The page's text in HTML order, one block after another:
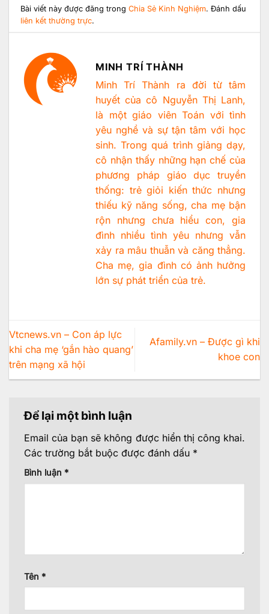
Bài viết này được đăng trongChia Sẻ Kinh Nghiệm. Đánh dấu
liên kết thường trực.
MINH TRÍ THÀNH
Minh Trí Thành ra đời từ tâm
huyết của cô Nguyễn Thị Lanh,
là một giáo viên Toán với tình
yêu nghề và sự tận tâm với học
sinh. Trong quá trình giảng dạy,
cô nhận thấy những hạn chế của
phương pháp giáo dục truyền
thống: trẻ giỏi kiến thức nhưng
thiếu kỹ năng sống, cha mẹ bận
rộn nhưng chưa hiểu con, gia
đình nhiều tình yêu nhưng vẫn
xảy ra mâu thuẫn và căng thẳng.
Cha mẹ, gia đình có ảnh hưởng
lớn sự phát triển của trẻ.
Vtcnews.vn – Con áp lực
khi cha mẹ ‘gắn hào quang’
trên mạng xã hội
Afamily.vn – Được gì khi
khoe con
Để lại một bình luận
Email của bạn sẽ không được hiển thị công khai.
Các trường bắt buộc được đánh dấu *
Bình luận *
Tên *